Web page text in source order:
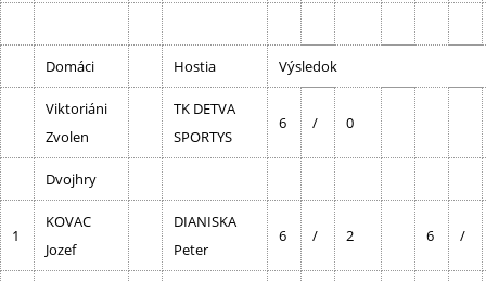
Domáci Hostia Výsledok
Viktoriáni
Zvolen
TK DETVA
SPORTYS
6 / 0
Dvojhry
1
KOVAC
Jozef
DIANISKA
Peter
6 / 2 6 /